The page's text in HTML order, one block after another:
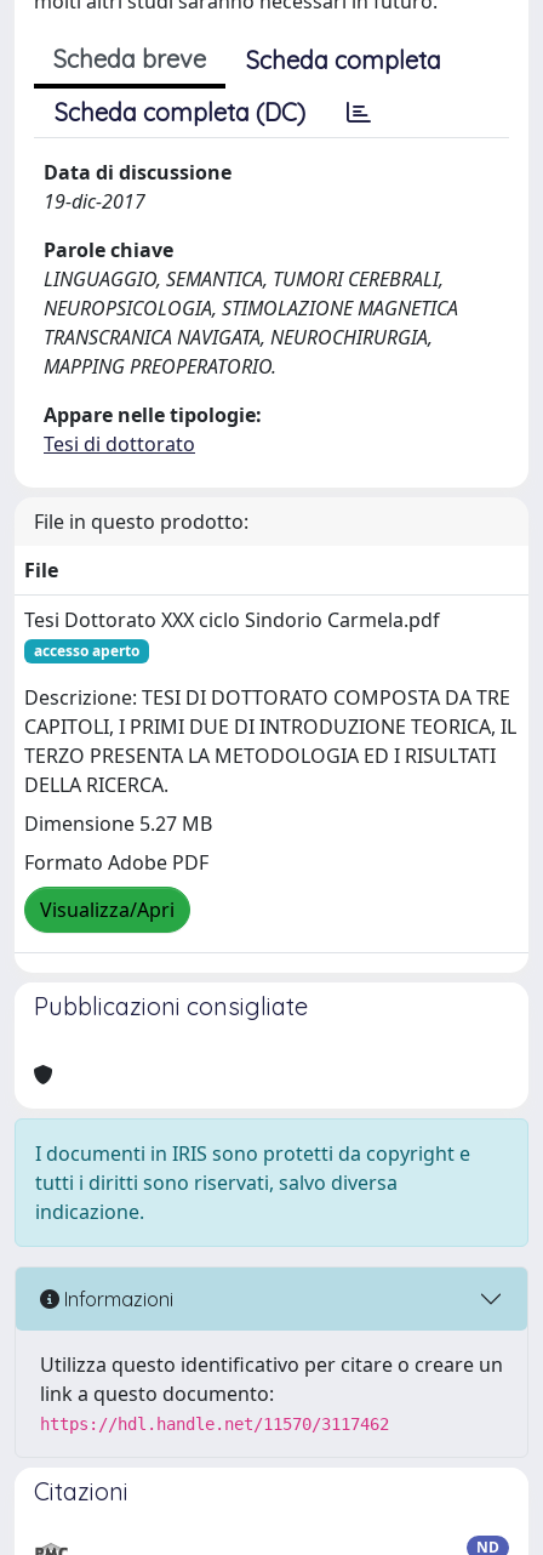
Scheda breve
Scheda completa
Scheda completa (DC)
Data di discussione
19-dic-2017
Parole chiave
LINGUAGGIO, SEMANTICA, TUMORI CEREBRALI,
NEUROPSICOLOGIA, STIMOLAZIONE MAGNETICA
TRANSCRANICA NAVIGATA, NEUROCHIRURGIA,
MAPPING PREOPERATORIO.
Appare nelle tipologie:
Tesi di dottorato
File in questo prodotto:
File
Tesi Dottorato XXX ciclo Sindorio Carmela.pdf
accesso aperto
Descrizione: TESI DI DOTTORATO COMPOSTA DA TRE
CAPITOLI, I PRIMI DUE DI INTRODUZIONE TEORICA, IL
TERZO PRESENTA LA METODOLOGIA ED I RISULTATI
DELLA RICERCA.
Dimensione 5.27 MB
Formato Adobe PDF
Visualizza/Apri
Pubblicazioni consigliate
I documenti in IRIS sono protetti da copyright e
tutti i diritti sono riservati, salvo diversa
indicazione.
Informazioni
Utilizza questo identificativo per citare o creare un
link a questo documento:
https://hdl.handle.net/11570/3117462
Citazioni
ND